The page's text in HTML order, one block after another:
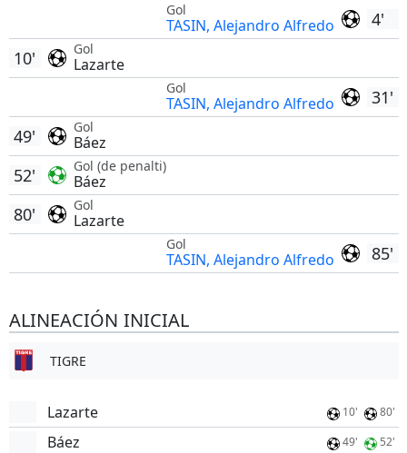
4'
Gol
TASIN, Alejandro Alfredo
Gol
Lazarte
10'
31'
Gol
TASIN, Alejandro Alfredo
Gol
Báez
49'
Gol (de penalti)
Báez
52'
Gol
Lazarte
80'
85'
Gol
TASIN, Alejandro Alfredo
ALINEACIÓN INICIAL
TIGRE
Lazarte 10' 80'
Báez 49' 52'